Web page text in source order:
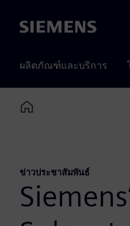
Siemens
ผลิตภัณฑ์และบริการ
Home
ข่าวประชาสัมพันธ์